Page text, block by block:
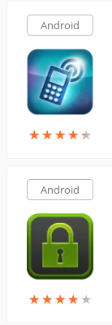
Android
★★★★★
★★★★★
Android
★★★★ ★
★★★★ ★